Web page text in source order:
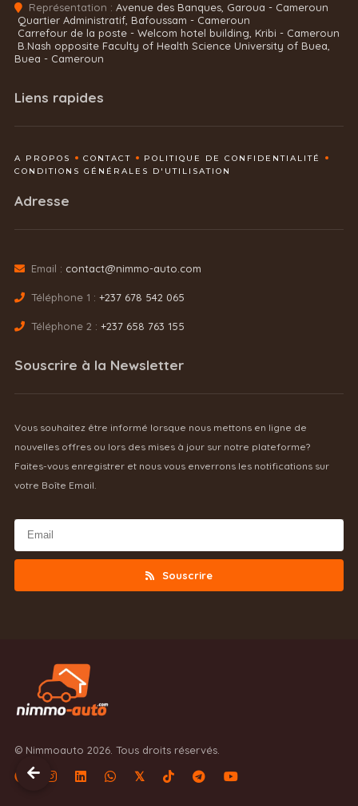
Représentation : Avenue des Banques, Garoua - Cameroun
Quartier Administratif, Bafoussam - Cameroun
Carrefour de la poste - Welcom hotel building, Kribi - Cameroun
B.Nash opposite Faculty of Health Science University of Buea,
Buea - Cameroun
Liens rapides
A PROPOS CONTACT
POLITIQUE DE CONFIDENTIALITÉ
CONDITIONS GÉNÉRALES D'UTILISATION
Adresse
Email : contact@nimmo-auto.com
Téléphone 1 : +237 678 542 065
Téléphone 2 : +237 658 763 155
Souscrire à la Newsletter
Vous souhaitez être informé lorsque nous mettons en ligne de
nouvelles offres ou lors des mises à jour sur notre plateforme?
Faites-vous enregistrer et nous vous enverrons les notifications sur
votre Boîte Email.
Souscrire
© Nimmoauto 2026. Tous droits réservés.
𝕏